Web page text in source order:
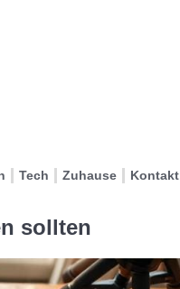
Tech Zuhause Kontakt
sollten